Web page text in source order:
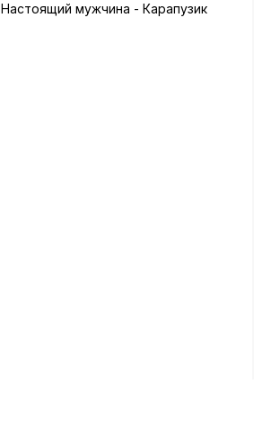
Настоящий мужчина - Карапузик